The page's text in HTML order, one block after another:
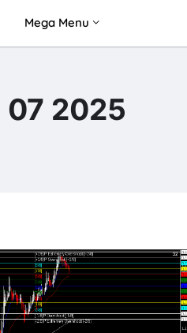
Mega Menu
07 2025